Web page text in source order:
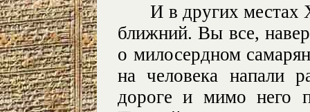
И в других местах
ближний. Вы все,
о милосердном
на человека напали
дороге и мимо него